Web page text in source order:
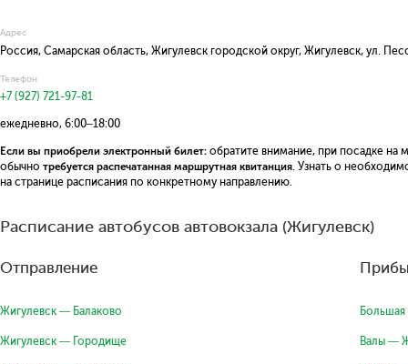
Адрес
Россия, Самарская область, Жигулевск городской округ, Жигулевск, ул.
Телефон
+7 (927) 721-97-81
ежедневно, 6:00–18:00
Если вы приобрели электронный билет: обратите внимание, при посадке
обычно требуется распечатанная маршрутная квитанция. Узнать о
на странице расписания по конкретному направлению.
Расписание автобусов автовокзала (Жигулевск)
Отправление
Жигулевск — Балаково
Жигулевск — Городище Валы —